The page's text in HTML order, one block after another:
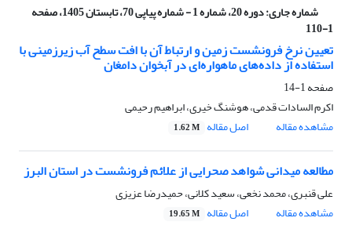
شماره جاری: دوره 20، شماره 1 - شماره پیاپی 70، تابستان 1405، صفحه
1-110
تعیین نرخ فرونشست زمین و ارتباط آن با افت سطح آب زیرزمینی با
استفاده از داده‌های ماهواره‌ای در آبخوان دامغان
صفحه1-14
اکرم السادات قدمی، هوشنگ خیری، ابراهیم رحیمی
مشاهده مقاله
اصل مقاله 1.62 M
مطالعه میدانی شواهد صحرایی از علائم فرونشست در استان البرز
علی قنبری، محمد نخعی، سعید کلانی، حمیدرضا عزیزی
مشاهده مقاله
اصل مقاله 19.65 M